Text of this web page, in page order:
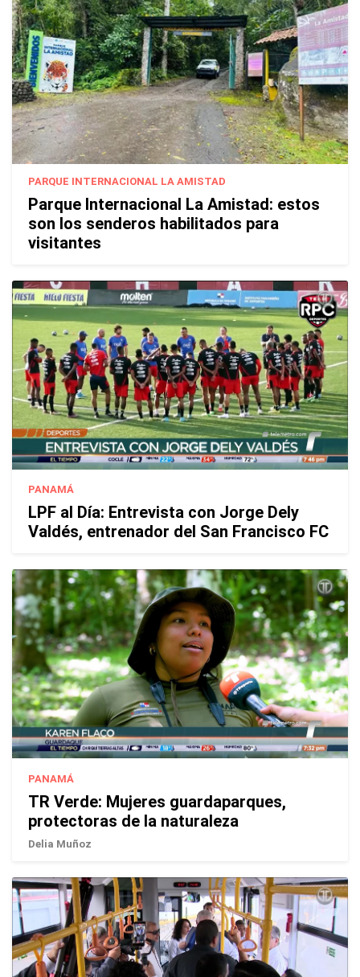
PARQUE INTERNACIONAL LA AMISTAD
Parque Internacional La Amistad: estos
son los senderos habilitados para
visitantes
PANAMÁ
LPF al Día: Entrevista con Jorge Dely
Valdés, entrenador del San Francisco FC
PANAMÁ
TR Verde: Mujeres guardaparques,
protectoras de la naturaleza
Delia Muñoz